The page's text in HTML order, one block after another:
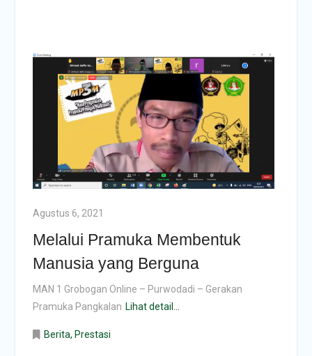
Agustus 6, 2021
Melalui Pramuka Membentuk
Manusia yang Berguna
MAN 1 Grobogan Online – Purwodadi – Gerakan
Pramuka Pangkalan Lihat detail...
Berita, Prestasi